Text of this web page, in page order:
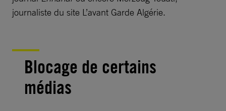
journaliste du site L’avant Garde Algérie.
Blocage de certains
médias